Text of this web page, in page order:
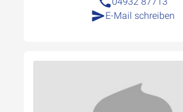
E-Mail schreiben